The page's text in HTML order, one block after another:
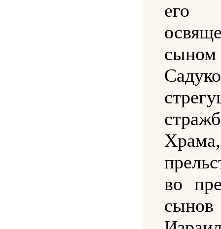
его
сыном
во
сынов